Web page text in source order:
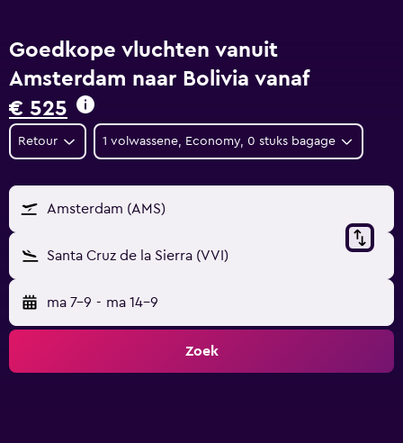
Goedkope vluchten vanuit
Amsterdam naar Bolivia vanaf
€ 525
Retour 1 volwassene, Economy, 0 stuks bagage
Amsterdam (AMS)
Santa Cruz de la Sierra (VVI)
ma 7-9 - ma 14-9
Zoek